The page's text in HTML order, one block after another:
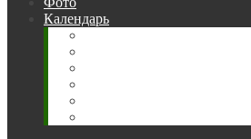
Календарь